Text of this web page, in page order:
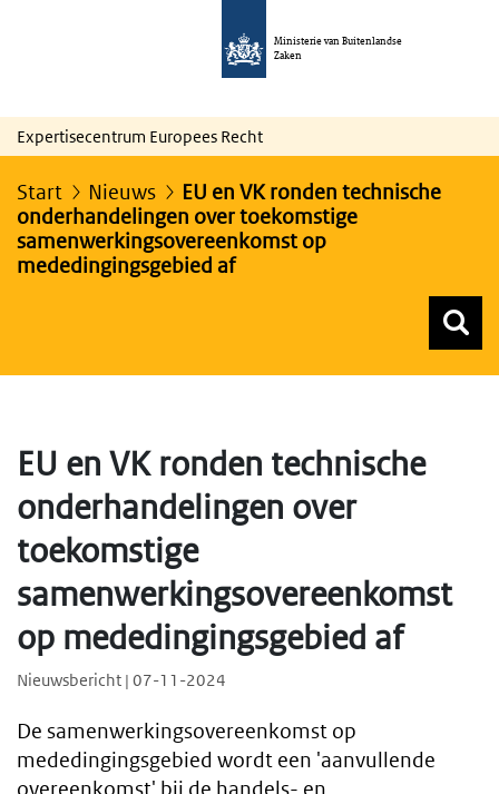
Ministerie van Buitenlandse
Zaken
Expertisecentrum Europees Recht
Start Nieuws
EU en VK ronden technische
onderhandelingen over toekomstige
samenwerkingsovereenkomst op
mededingingsgebied af
EU en VK ronden technische
onderhandelingen over
toekomstige
samenwerkingsovereenkomst
op mededingingsgebied af
Nieuwsbericht | 07-11-2024
De samenwerkingsovereenkomst op
mededingingsgebied wordt een 'aanvullende